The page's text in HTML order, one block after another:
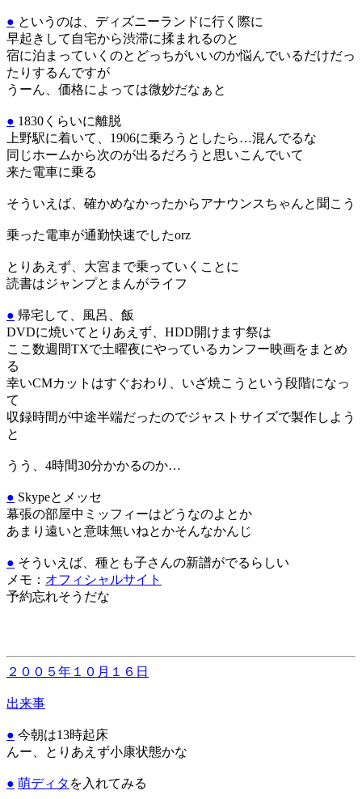
● というのは、ディズニーランドに行く際に
早起きして自宅から渋滞に揉まれるのと
宿に泊まっていくのとどっちがいいのか悩んでいるだけだっ
たりするんですが
うーん、価格によっては微妙だなぁと
● 1830くらいに離脱
上野駅に着いて、1906に乗ろうとしたら…混んでるな
同じホームから次のが出るだろうと思いこんでいて
来た電車に乗る
そういえば、確かめなかったからアナウンスちゃんと聞こう
乗った電車が通勤快速でしたorz
とりあえず、大宮まで乗っていくことに
読書はジャンプとまんがライフ
● 帰宅して、風呂、飯
DVDに焼いてとりあえず、HDD開けます祭は
ここ数週間TXで土曜夜にやっているカンフー映画をまとめ
る
幸いCMカットはすぐおわり、いざ焼こうという段階になっ
て
収録時間が中途半端だったのでジャストサイズで製作しよう
と
うう、4時間30分かかるのか…
● Skypeとメッセ
幕張の部屋中ミッフィーはどうなのよとか
あまり遠いと意味無いねとかそんなかんじ
● そういえば、種とも子さんの新譜がでるらしい
メモ： オフィシャルサイト
予約忘れそうだな
２００５年１０月１６日
出来事
● 今朝は13時起床
んー、とりあえず小康状態かな
● 萌ディタ を入れてみる